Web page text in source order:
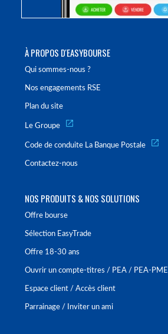
À PROPOS D'EASYBOURSE
Qui sommes-nous ?
Nos engagements RSE
Plan du site
Le Groupe
Code de conduite La Banque Postale
Contactez-nous
NOS PRODUITS & NOS SOLUTIONS
Offre bourse
Sélection EasyTrade
Offre 18-30 ans
Ouvrir un compte-titres / PEA / PEA-PME
Espace client / Accès client
Parrainage / Inviter un ami